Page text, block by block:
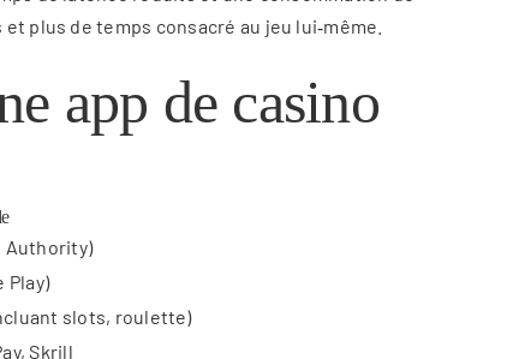
plus de temps consacré au jeu lui‑même.
app de casino
Authority)
Play)
slots, roulette)
Skrill